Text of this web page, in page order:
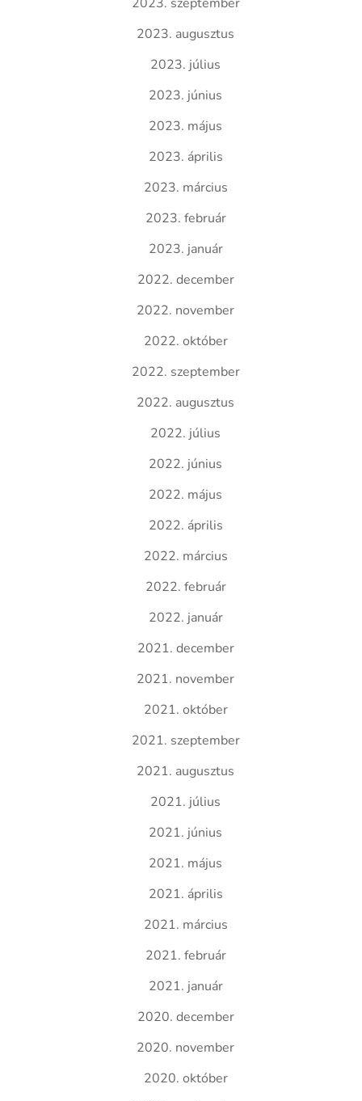
2023. augusztus
2023. július
2023. június
2023. május
2023. április
2023. március
2023. február
2023. január
2022. december
2022. november
2022. október
2022. szeptember
2022. augusztus
2022. július
2022. június
2022. május
2022. április
2022. március
2022. február
2022. január
2021. december
2021. november
2021. október
2021. szeptember
2021. augusztus
2021. július
2021. június
2021. május
2021. április
2021. március
2021. február
2021. január
2020. december
2020. november
2020. október